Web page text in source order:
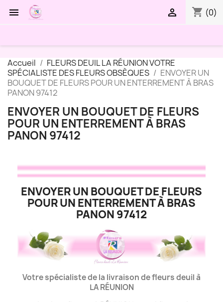
 shopping_cart (0)

Accueil
FLEURS DEUIL LA RÉUNION VOTRE
SPÉCIALISTE DES FLEURS OBSÈQUES
ENVOYER UN
BOUQUET DE FLEURS POUR UN ENTERREMENT À BRAS
PANON 97412
ENVOYER UN BOUQUET DE FLEURS
POUR UN ENTERREMENT À BRAS
PANON 97412
ENVOYER UN BOUQUET DE FLEURS
POUR UN ENTERREMENT À BRAS
PANON 97412
Votre spécialiste de la livraison de fleurs deuil à
LARÉUNION